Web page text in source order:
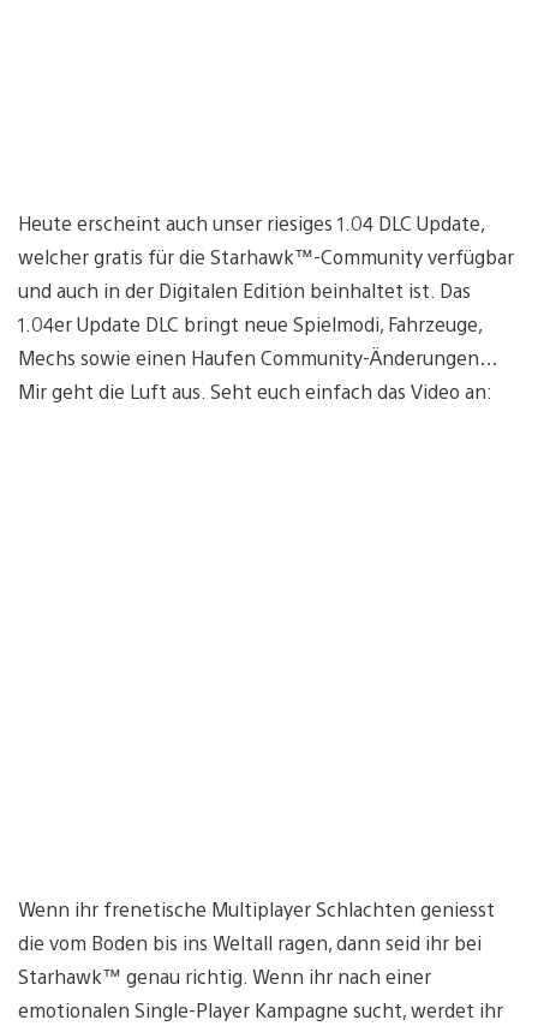
Heute erscheint auch unser riesiges 1.04 DLC Update,
welcher gratis für die Starhawk™-Community verfügbar
und auch in der Digitalen Edition beinhaltet ist. Das
1.04er Update DLC bringt neue Spielmodi, Fahrzeuge,
Mechs sowie einen Haufen Community-Änderungen…
Mir geht die Luft aus. Seht euch einfach das Video an:
Wenn ihr frenetische Multiplayer Schlachten geniesst
die vom Boden bis ins Weltall ragen, dann seid ihr bei
Starhawk™ genau richtig. Wenn ihr nach einer
emotionalen Single-Player Kampagne sucht, werdet ihr